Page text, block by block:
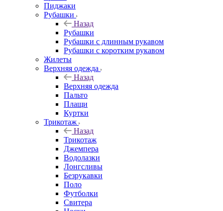
Пиджаки
Рубашки
Назад
Рубашки
Рубашки с длинным рукавом
Рубашки с коротким рукавом
Жилеты
Верхняя одежда
Назад
Верхняя одежда
Пальто
Плащи
Куртки
Трикотаж
Назад
Трикотаж
Джемпера
Водолазки
Лонгсливы
Безрукавки
Поло
Футболки
Свитера